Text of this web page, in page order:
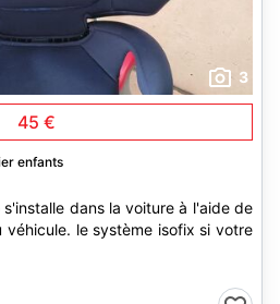
3
45 €
enfants
dans la voiture à l'aide de
le système isofix si votre